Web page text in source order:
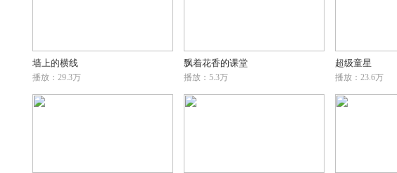
墙上的横线
播放：29.3万
飘着花香的课堂
播放：5.3万
超级童星
播放：23.6万